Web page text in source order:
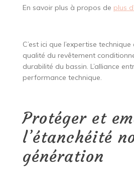
En savoir plus à propos de plus
C’est ici que l’expertise
qualité du revêtement
durabilité du bassin. L’alliance
performance technique.
Protéger et
l’étanchéité
génération